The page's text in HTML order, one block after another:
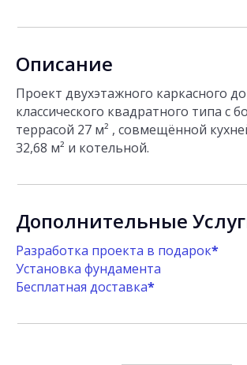
Описание
Проект двухэтажного каркасного
классического квадратного типа с
террасой 27 м² , совмещённой
32,68 м² и котельной.
Дополнительные
Разработка проекта в подарок*
Установка фундамента
Бесплатная доставка*